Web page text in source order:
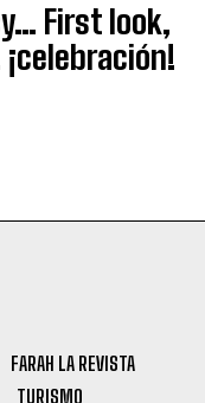
First look,
FARAH LA REVISTA
TURISMO